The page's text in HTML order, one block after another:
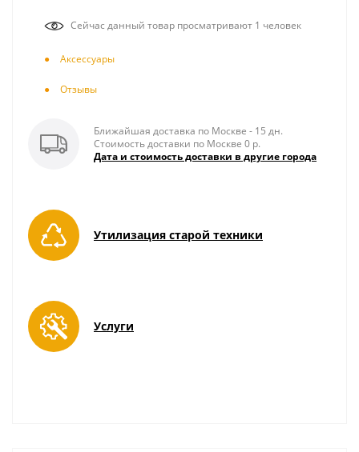
Сейчас данный товар просматривают 1 человек
Аксесcуары
Отзывы
Ближайшая доставка по Москве - 15 дн.
Стоимость доставки по Москве 0 р.
Дата и стоимость доставки в другие города
Утилизация старой техники
Услуги